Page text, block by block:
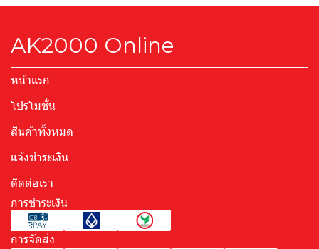
AK2000 Online
หน้าแรก
โปรโมชั่น
สินค้าทั้งหมด
แจ้งชำระเงิน
ติดต่อเรา
การชำระเงิน
การจัดส่ง